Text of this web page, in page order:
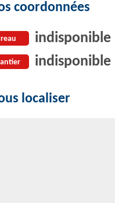
coordonnées
indisponible
indisponible
localiser